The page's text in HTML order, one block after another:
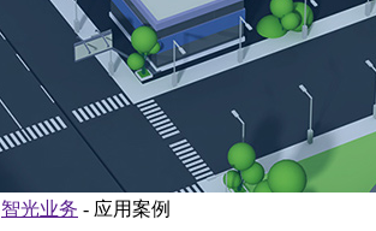
智光业务 - 应用案例